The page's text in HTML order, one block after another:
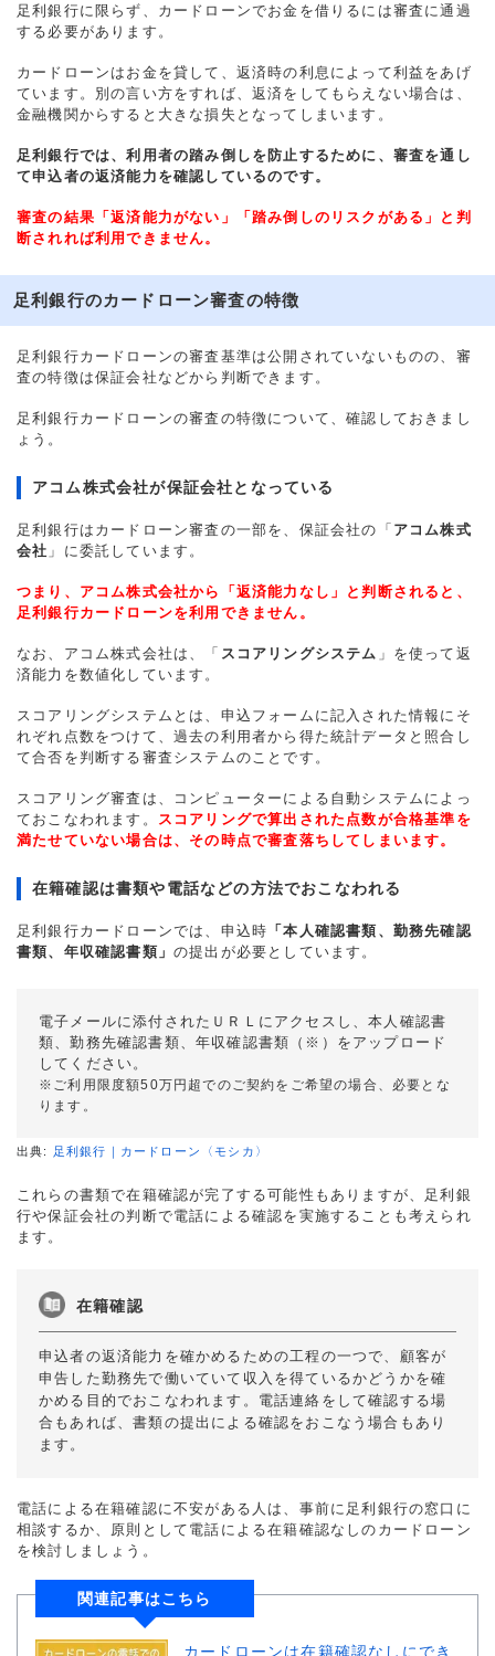
足利銀行に限らず、カードローンでお金を借りるには審査に通過
する必要があります。
カードローンはお金を貸して、返済時の利息によって利益をあげ
ています。別の言い方をすれば、返済をしてもらえない場合は、
金融機関からすると大きな損失となってしまいます。
足利銀行では、利用者の踏み倒しを防止するために、審査を通し
て申込者の返済能力を確認しているのです。
審査の結果「返済能力がない」「踏み倒しのリスクがある」と判
断されれば利用できません。
足利銀行のカードローン審査の特徴
足利銀行カードローンの審査基準は公開されていないものの、審
査の特徴は保証会社などから判断できます。
足利銀行カードローンの審査の特徴について、確認しておきまし
ょう。
アコム株式会社が保証会社となっている
足利銀行はカードローン審査の一部を、保証会社の「 アコム株式
会社 」に委託しています。
つまり、アコム株式会社から「返済能力なし」と判断されると、
足利銀行カードローンを利用できません。
なお、アコム株式会社は、「 スコアリングシステム 」を使って返
済能力を数値化しています。
スコアリングシステムとは、申込フォームに記入された情報にそ
れぞれ点数をつけて、過去の利用者から得た統計データと照合し
て合否を判断する審査システムのことです。
スコアリング審査は、コンピューターによる自動システムによっ
ておこなわれます。
スコアリングで算出された点数が合格基準を
満たせていない場合は、その時点で審査落ちしてしまいます。
在籍確認は書類や電話などの方法でおこなわれる
足利銀行カードローンでは、申込時 「本人確認書類、勤務先確認
書類、年収確認書類」 の提出が必要としています。
電子メールに添付されたＵＲＬにアクセスし、本人確認書
類、勤務先確認書類、年収確認書類（※）をアップロード
してください。
※ご利用限度額50万円超でのご契約をご希望の場合、必要とな
ります。
出典: 足利銀行｜カードローン〈モシカ〉
これらの書類で在籍確認が完了する可能性もありますが、足利銀
行や保証会社の判断で電話による確認を実施することも考えられ
ます。
在籍確認
申込者の返済能力を確かめるための工程の一つで、顧客が
申告した勤務先で働いていて収入を得ているかどうかを確
かめる目的でおこなわれます。電話連絡をして確認する場
合もあれば、書類の提出による確認をおこなう場合もあり
ます。
電話による在籍確認に不安がある人は、事前に足利銀行の窓口に
相談するか、原則として電話による在籍確認なしのカードローン
を検討しましょう。
関連記事はこちら
カードローンは在籍確認なしにでき